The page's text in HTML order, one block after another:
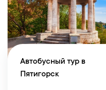
Автобусный тур в
Пятигорск